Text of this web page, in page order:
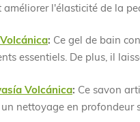
l'élasticité de la
: Ce gel de bain
essentiels. De plus, il
Volcánica: Ce savon
nettoyage en profondeur